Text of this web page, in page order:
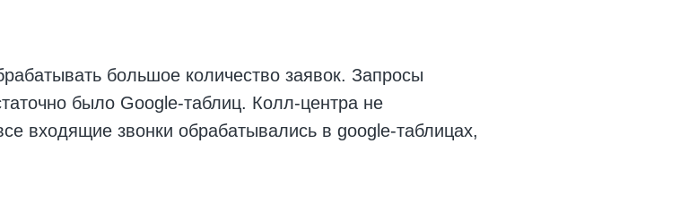
большое количество заявок. Запросы
было Google-таблиц. Колл-центра не
входящие звонки обрабатывались в google-таблицах,